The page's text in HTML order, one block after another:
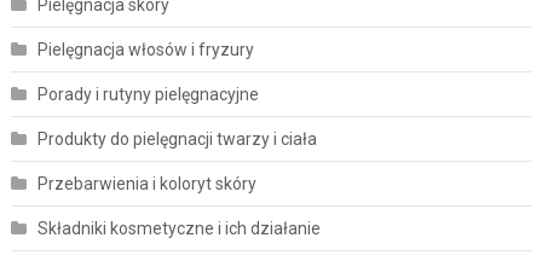
Pielęgnacja skóry
Pielęgnacja włosów i fryzury
Porady i rutyny pielęgnacyjne
Produkty do pielęgnacji twarzy i ciała
Przebarwienia i koloryt skóry
Składniki kosmetyczne i ich działanie